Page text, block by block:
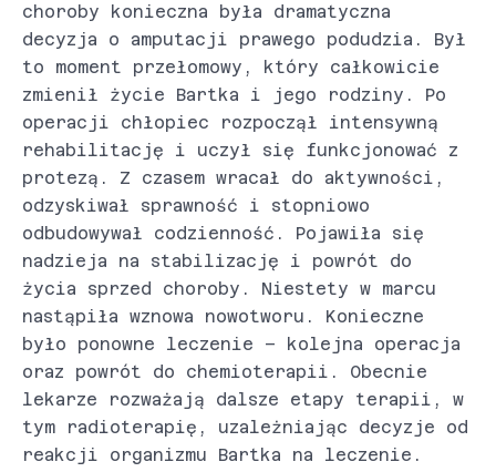
choroby konieczna była dramatyczna
decyzja o amputacji prawego podudzia. Był
to moment przełomowy, który całkowicie
zmienił życie Bartka i jego rodziny. Po
operacji chłopiec rozpoczął intensywną
rehabilitację i uczył się funkcjonować z
protezą. Z czasem wracał do aktywności,
odzyskiwał sprawność i stopniowo
odbudowywał codzienność. Pojawiła się
nadzieja na stabilizację i powrót do
życia sprzed choroby. Niestety w marcu
nastąpiła wznowa nowotworu. Konieczne
było ponowne leczenie – kolejna operacja
oraz powrót do chemioterapii. Obecnie
lekarze rozważają dalsze etapy terapii, w
tym radioterapię, uzależniając decyzje od
reakcji organizmu Bartka na leczenie.